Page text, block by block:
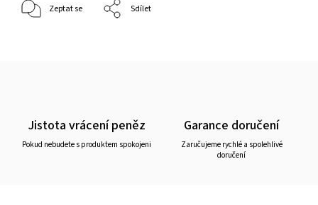
Zeptat se Sdílet
Jistota vrácení peněz
Pokud nebudete s produktem spokojeni
Garance doručení
Zaručujeme rychlé a spolehlivé
doručení